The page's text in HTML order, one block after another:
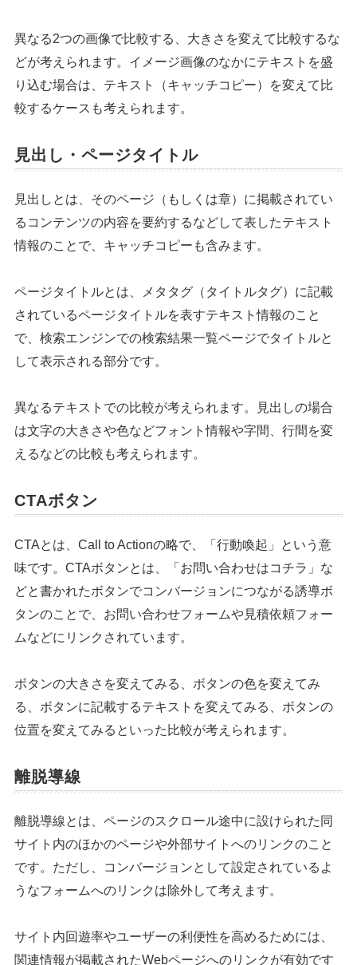
異なる2つの画像で比較する、大きさを変えて比較するな
どが考えられます。イメージ画像のなかにテキストを盛
り込む場合は、テキスト（キャッチコピー）を変えて比
較するケースも考えられます。
見出し・ページタイトル
見出しとは、そのページ（もしくは章）に掲載されてい
るコンテンツの内容を要約するなどして表したテキスト
情報のことで、キャッチコピーも含みます。
ページタイトルとは、メタタグ（タイトルタグ）に記載
されているページタイトルを表すテキスト情報のこと
で、検索エンジンでの検索結果一覧ページでタイトルと
して表示される部分です。
異なるテキストでの比較が考えられます。見出しの場合
は文字の大きさや色などフォント情報や字間、行間を変
えるなどの比較も考えられます。
CTAボタン
CTAとは、Call to Actionの略で、「行動喚起」という意
味です。CTAボタンとは、「お問い合わせはコチラ」な
どと書かれたボタンでコンバージョンにつながる誘導ボ
タンのことで、お問い合わせフォームや見積依頼フォー
ムなどにリンクされています。
ボタンの大きさを変えてみる、ボタンの色を変えてみ
る、ボタンに記載するテキストを変えてみる、ボタンの
位置を変えてみるといった比較が考えられます。
離脱導線
離脱導線とは、ページのスクロール途中に設けられた同
サイト内のほかのページや外部サイトへのリンクのこと
です。ただし、コンバージョンとして設定されているよ
うなフォームへのリンクは除外して考えます。
サイト内回遊率やユーザーの利便性を高めるためには、
関連情報が掲載されたWebページへのリンクが有効です